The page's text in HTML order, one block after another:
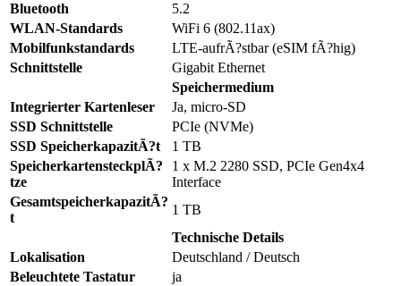
Bluetooth
5.2
WLAN-Standards
WiFi 6 (802.11ax)
Mobilfunkstandards
LTE-aufrÃ?stbar (eSIM fÃ?hig)
Schnittstelle
Gigabit Ethernet
Speichermedium
Integrierter Kartenleser
Ja, micro-SD
SSD Schnittstelle
PCIe (NVMe)
SSD SpeicherkapazitÃ?t
1 TB
SpeicherkartensteckplÃ?
tze
1 x M.2 2280 SSD, PCIe Gen4x4
Interface
GesamtspeicherkapazitÃ?
t
1 TB
Technische Details
Lokalisation
Deutschland / Deutsch
Beleuchtete Tastatur
ja